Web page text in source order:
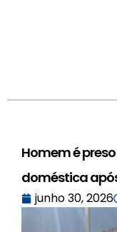
Homem é
doméstica
junho 30, 2026